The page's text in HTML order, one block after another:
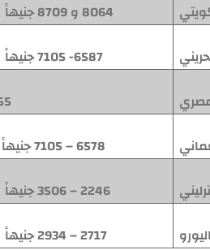
8064 و 8709 جنيهاً
6587- 7105 جنيهاً
55
6578 – 7105 جنيهاً متباين
2246 – 3506 جنيهاً
اليورو
2717 – 2934 جنيهاً